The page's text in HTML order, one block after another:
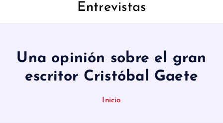
Entrevistas
Una opinión sobre el gran
escritor Cristóbal Gaete
Inicio